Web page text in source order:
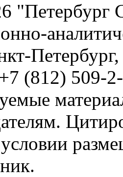
"Петербург
(812) 509-